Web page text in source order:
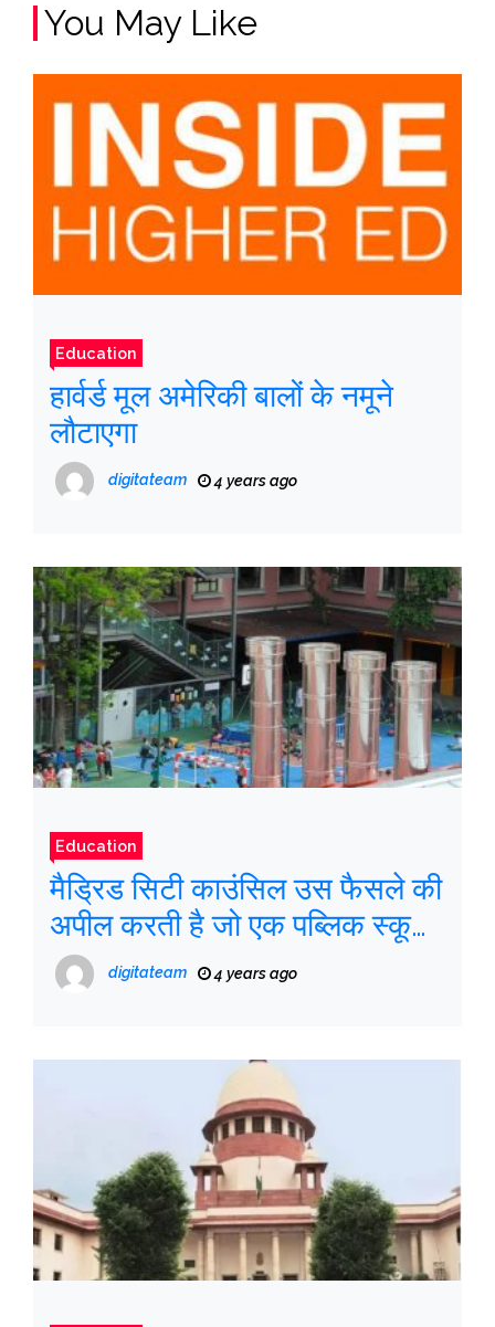
You May Like
Education
हार्वर्ड मूल अमेरिकी बालों के नमूने
लौटाएगा
digitateam 4 years ago
Education
मैड्रिड सिटी काउंसिल उस फैसले की
अपील करती है जो एक पब्लिक स्कूल
के बगल में एक औद्योगिक रसोई के
लिए लाइसेंस रद्द करता है
digitateam 4 years ago